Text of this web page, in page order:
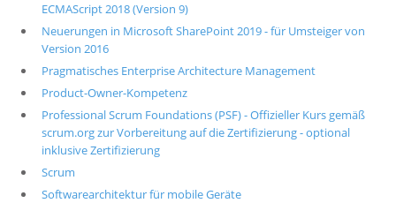
ECMAScript 2018 (Version 9)
Neuerungen in Microsoft SharePoint 2019 - für Umsteiger von
Version 2016
Pragmatisches Enterprise Architecture Management
Product-Owner-Kompetenz
Professional Scrum Foundations (PSF) - Offizieller Kurs gemäß
scrum.org zur Vorbereitung auf die Zertifizierung - optional
inklusive Zertifizierung
Scrum
Softwarearchitektur für mobile Geräte